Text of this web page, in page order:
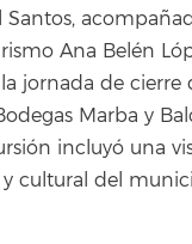
Santos,
Ana Belén
jornada de cierre
Marba y
incluyó una
cultural del